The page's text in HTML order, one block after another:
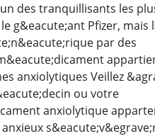
des tranquillisants les
g&eacute;ant Pfizer, mais
par des
anxiolytiques Veillez
ou votre
anxiolytique